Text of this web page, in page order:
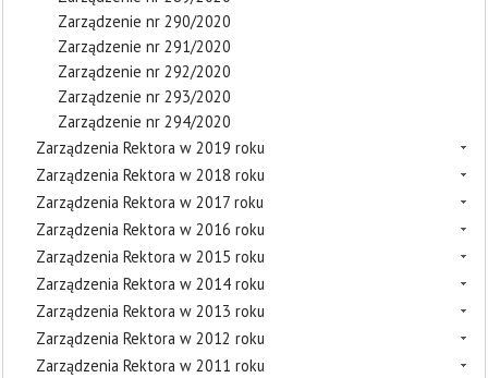
Zarządzenie nr 290/2020
Zarządzenie nr 291/2020
Zarządzenie nr 292/2020
Zarządzenie nr 293/2020
Zarządzenie nr 294/2020
Zarządzenia Rektora w 2019 roku
Zarządzenia Rektora w 2018 roku
Zarządzenia Rektora w 2017 roku
Zarządzenia Rektora w 2016 roku
Zarządzenia Rektora w 2015 roku
Zarządzenia Rektora w 2014 roku
Zarządzenia Rektora w 2013 roku
Zarządzenia Rektora w 2012 roku
Zarządzenia Rektora w 2011 roku